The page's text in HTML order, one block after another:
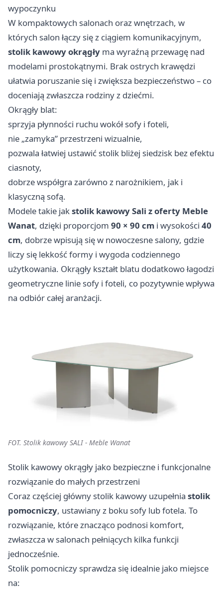
wypoczynku
W kompaktowych salonach oraz wnętrzach, w
których salon łączy się z ciągiem komunikacyjnym,
stolik kawowy okrągły ma wyraźną przewagę nad
modelami prostokątnymi. Brak ostrych krawędzi
ułatwia poruszanie się i zwiększa bezpieczeństwo – co
doceniają zwłaszcza rodziny z dziećmi.
Okrągły blat:
sprzyja płynności ruchu wokół sofy i foteli,
nie „zamyka” przestrzeni wizualnie,
pozwala łatwiej ustawić stolik bliżej siedzisk bez efektu
ciasnoty,
dobrze współgra zarówno z narożnikiem, jak i
klasyczną sofą.
Modele takie jakstolik kawowy Sali z oferty Meble
Wanat, dzięki proporcjom 90 × 90 cm i wysokości 40
cm, dobrze wpisują się w nowoczesne salony, gdzie
liczy się lekkość formy i wygoda codziennego
użytkowania. Okrągły kształt blatu dodatkowo łagodzi
geometryczne linie sofy i foteli, co pozytywnie wpływa
na odbiór całej aranżacji.
FOT. Stolik kawowy SALI - Meble Wanat
Stolik kawowy okrągły jako bezpieczne i funkcjonalne
rozwiązanie do małych przestrzeni
Coraz częściej główny stolik kawowy uzupełnia stolik
pomocniczy, ustawiany z boku sofy lub fotela. To
rozwiązanie, które znacząco podnosi komfort,
zwłaszcza w salonach pełniących kilka funkcji
jednocześnie.
Stolik pomocniczy sprawdza się idealnie jako miejsce
na: